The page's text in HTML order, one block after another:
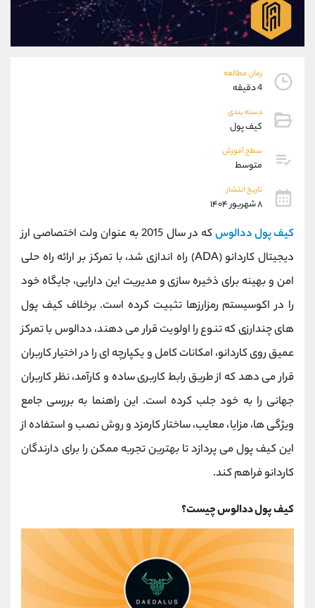
زمان مطالعه
4 دقیقه
دسته بندی
کیف پول
سطح آموزش
متوسط
تاریخ انتشار
۸ شهریور ۱۴۰۴
کیف پول ددالوس
که در سال 2015 به عنوان ولت اختصاصی ارز
دیجیتال کاردانو (ADA) راه ‌اندازی شد، با تمرکز بر ارائه راه‌ حلی
امن و بهینه برای ذخیره‌ سازی و مدیریت این دارایی، جایگاه خود
را در اکوسیستم رمزارزها تثبیت کرده است. برخلاف کیف پول‌
های چندارزی که تنوع را اولویت قرار می ‌دهند، ددالوس با تمرکز
عمیق روی کاردانو، امکانات کامل و یکپارچه ‌ای را در اختیار کاربران
قرار می ‌دهد که از طریق رابط کاربری ساده و کارآمد، نظر کاربران
جهانی را به خود جلب کرده است. این راهنما به بررسی جامع
ویژگی ‌ها، مزایا، معایب، ساختار کارمزد و روش نصب و استفاده از
این کیف پول می ‌پردازد تا بهترین تجربه ممکن را برای دارندگان
کاردانو فراهم کند.
کیف پول ددالوس چیست؟
09101364784
واتساپ شروع گفتگو
تلگرام @Armteam_admin_104
پشتیبان فروش
موبایل
اطلاعات تماس
تلفن 021-22021030
021-22021040
بدون پیش شماره
اینستاگرام @alireza.mehrabii
کانال تلگرام @alirezamehrabi_com
@alirezamehrabi_official